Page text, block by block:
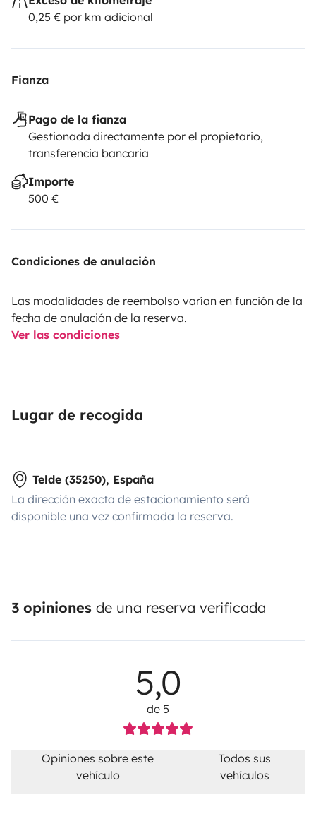
0,25 € por km adicional
Fianza
Pago de la fianza
Gestionada directamente por el propietario,
transferencia bancaria
Importe
500 €
Condiciones de anulación
Las modalidades de reembolso varían en función de la
fecha de anulación de la reserva.
Ver las condiciones
Lugar de recogida
Telde (35250), España
La dirección exacta de estacionamiento será
disponible una vez confirmada la reserva.
3 opiniones de una reserva verificada
5,0
de 5
Opiniones sobre este
vehículo
Todos sus
vehículos